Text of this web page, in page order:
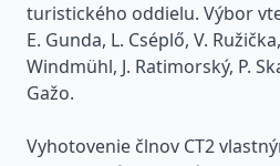
turistického oddielu. Výbor
E. Gunda, L. Cséplő, V.
Windmühl, J. Ratimorský, P.
Gažo.
Vyhotovenie člnov CT2